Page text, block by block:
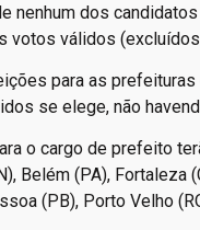
nenhum dos
votos válidos
para as
se elege, não
o cargo de prefeito
Belém (PA),
(PB), Porto Velho